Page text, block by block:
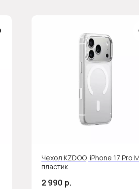
Чехол KZDOO, iPhone 17 Pro
пластик
2 990 р.